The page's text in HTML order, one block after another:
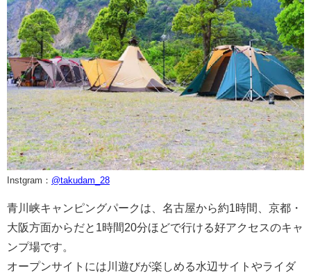
Instgram： @takudam_28
青川峡キャンピングパークは、名古屋から約1時間、京都・
大阪方面からだと1時間20分ほどで行ける好アクセスのキャ
ンプ場です。
オープンサイトには川遊びが楽しめる水辺サイトやライダ